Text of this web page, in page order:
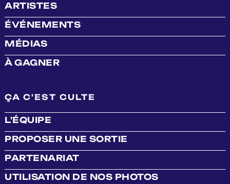
ARTISTES
ÉVÉNEMENTS
MÉDIAS
À GAGNER
ÇA C'EST CULTE
L'ÉQUIPE
PROPOSER UNE SORTIE
PARTENARIAT
UTILISATION DE NOS PHOTOS